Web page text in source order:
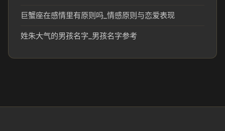
巨蟹座在感情里有原则吗_情感原则与恋爱表现
姓朱大气的男孩名字_男孩名字参考